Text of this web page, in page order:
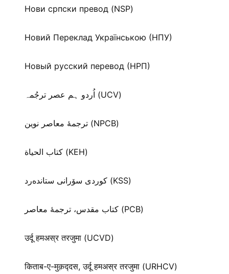
Нови српски превод (NSP)
Новий Переклад Українською (НПУ)
Новый русский перевод (НРП)
اُردو ہم عصر ترجُمہ (UCV)
ترجمۀ معاصر نوین (NPCB)
كتاب الحياة (KEH)
كوردی سۆرانی ستانده‌رد (KSS)
کتاب مقدس، ترجمۀ معاصر (PCB)
उर्दू हमअस्र तरजुमा (UCVD)
किताब-ए-मुक़द्‍दस, उर्दू हमअस्र तरजुमा (URHCV)